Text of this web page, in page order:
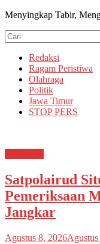
Menyingkap Tabir,
Redaksi
Ragam Peristiwa
Olahraga
Politik
Jawa Timur
STOP PERS
Satpolairud
Pemeriksaan
Jangkar
Agustus 8, 2026